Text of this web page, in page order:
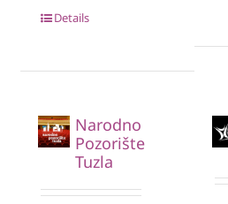
Details
Narodno
Pozorište
Tuzla